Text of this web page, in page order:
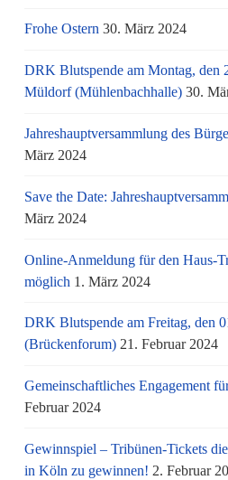
Frohe Ostern 30. März 2024
DRK Blutspende am Montag, den
Müldorf (Mühlenbachhalle) 30.
Jahreshauptversammlung des
März 2024
Save the Date:
März 2024
Online-Anmeldung für den Haus-
möglich 1. März 2024
DRK Blutspende am Freitag, den
(Brückenforum) 21. Februar 2024
Gemeinschaftliches Engagement
Februar 2024
Gewinnspiel – Tribünen-Tickets
in Köln zu gewinnen! 2. Februar